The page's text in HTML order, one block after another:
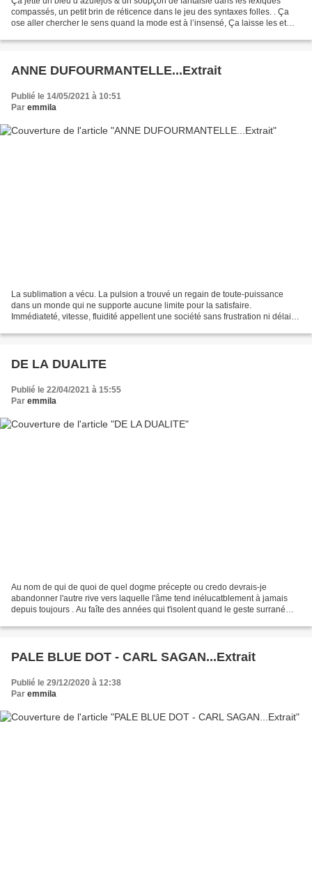
compassés, un petit brin de réticence dans le jeu des syntaxes folles. . Ça
ose aller chercher le sens quand la mode est à l’insensé, Ça laisse les et
ANNE DUFOURMANTELLE...Extrait
Publié le 14/05/2021 à 10:51
Par emmila
La sublimation a vécu. La pulsion a trouvé un regain de toute-puissance
dans un monde qui ne supporte aucune limite pour la satisfaire.
Immédiateté, vitesse, fluidité appellent une société sans frustration ni délai.
DE LA DUALITE
Publié le 22/04/2021 à 15:55
Par emmila
Au nom de qui de quoi de quel dogme précepte ou credo devrais-je
abandonner l'autre rive vers laquelle l'âme tend inélucatblement à jamais
depuis toujours . Au faîte des années qui t'isolent quand le geste surrané
PALE BLUE DOT - CARL SAGAN...Extrait
Publié le 29/12/2020 à 12:38
Par emmila